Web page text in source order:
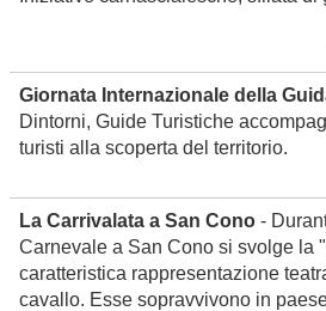
Giornata Internazionale della
Dintorni, Guide Turistiche
turisti alla scoperta del territorio.
La Carrivalata a San Cono -
Carnevale a San Cono si svolge la
caratteristica rappresentazione
cavallo. Esse sopravvivono in